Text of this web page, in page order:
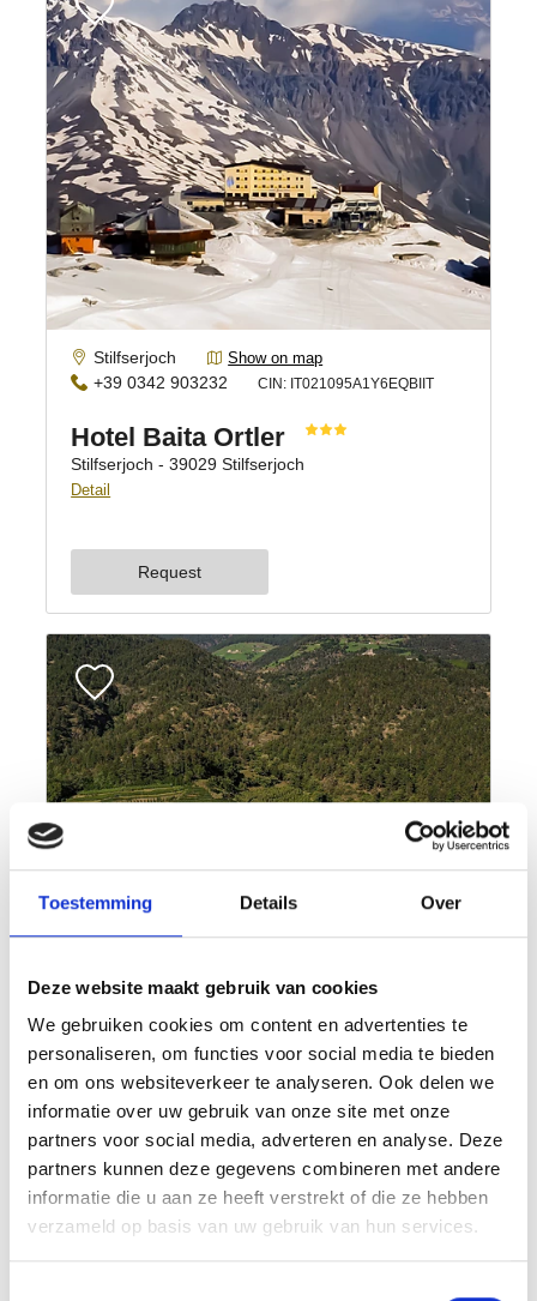
Toestemming Details Over
Deze website maakt gebruik van cookies
We gebruiken cookies om content en advertenties te
personaliseren, om functies voor social media te bieden
en om ons websiteverkeer te analyseren. Ook delen we
informatie over uw gebruik van onze site met onze
partners voor social media, adverteren en analyse. Deze
partners kunnen deze gegevens combineren met andere
informatie die u aan ze heeft verstrekt of die ze hebben
verzameld op basis van uw gebruik van hun services.